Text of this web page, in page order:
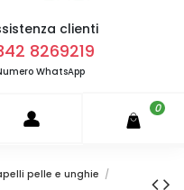
clienti
8269219
WhatsApp
0
pelle e unghie